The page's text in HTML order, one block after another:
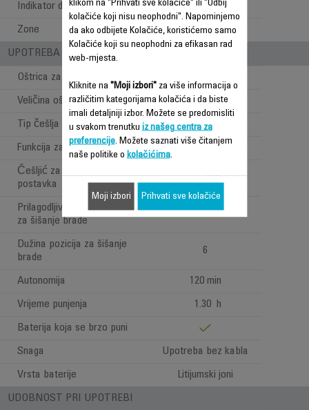
Indikator dužine šišanja Češalj
Zone Brada
UPOTREBA - STILOVI PRI ŠIŠANJU
Oštrica za šišanje brade
Veličina oštrice za bradu 32 mm
Tip češlja za bradu Fiksni
Funkcija za trodnevnu bradu
Češljić za bradu- precizna
postavka
1 mm
Prilagodljivi raspon pozicija
za šišanje brade
0.4 to 6 mm
Dužina pozicija za šišanje
brade
6
Autonomija 120 min
Vrijeme punjenja 1.30 h
Baterija koja se brzo puni
Snaga Upotreba bez kabla
Vrsta baterije Litijumski joni
UDOBNOST PRI UPOTREBI
klikom na "Prihvati sve kolačiće" ili "Odbij
kolačiće koji nisu neophodni". Napominjemo
da ako odbijete Kolačiće, koristićemo samo
Kolačiće koji su neophodni za efikasan rad
web-mjesta.
Kliknite na "Moji izbori"za više informacija o
različitim kategorijama kolačića i da biste
imali detaljniji izbor. Možete se predomisliti
u svakom trenutku iz našeg centra za
preferencije. Možete saznati više čitanjem
naše politike o kolačićima.
Moji izbori Prihvati sve kolačiće